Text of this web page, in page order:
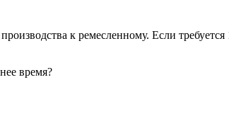
к ремесленному. Если
время?